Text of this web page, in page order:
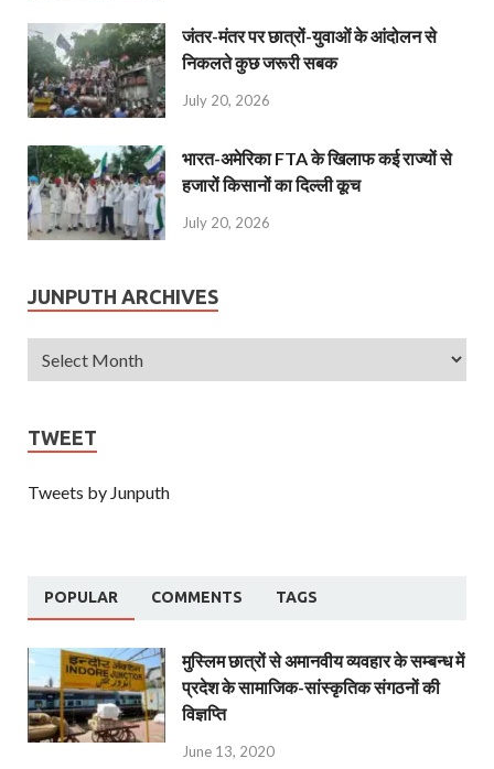
जंतर-मंतर पर छात्रों-युवाओं के आंदोलन से
निकलते कुछ जरूरी सबक
July 20, 2026
भारत-अमेरिका FTA के खिलाफ कई राज्यों से
हजारों किसानों का दिल्ली कूच
July 20, 2026
JUNPUTH ARCHIVES
TWEET
Tweets by Junputh
POPULAR COMMENTS TAGS
मुस्लिम छात्रों से अमानवीय व्यवहार के सम्बन्ध में
प्रदेश के सामाजिक-सांस्कृतिक संगठनों की
विज्ञप्ति
June 13, 2020